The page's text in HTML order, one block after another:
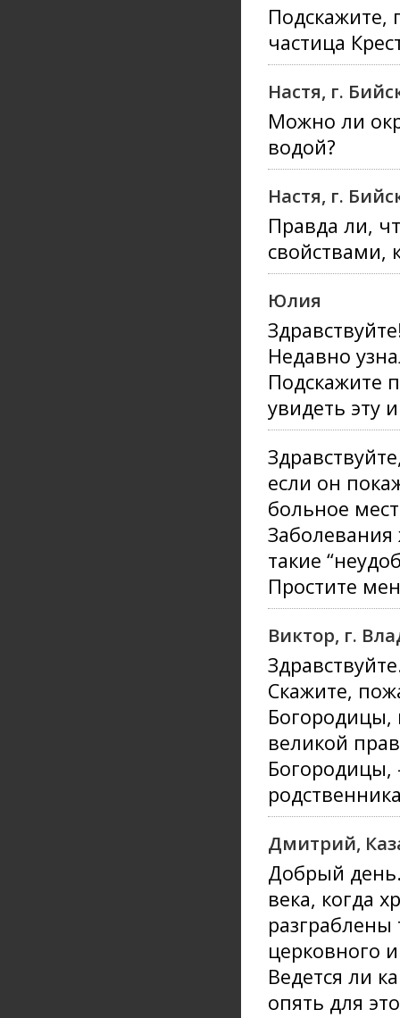
Подскажите,
частица
Настя, г.
Можно ли
водой?
Настя, г.
Правда ли,
свойствами,
Юлия
Недавно
Подскажите
увидеть эту
если он
больное
Заболевания
такие
Простите
Виктор, г.
Скажите,
Богородицы,
великой
Богородицы,
Дмитрий,
Добрый
века, когда
церковного
Ведется ли
опять для